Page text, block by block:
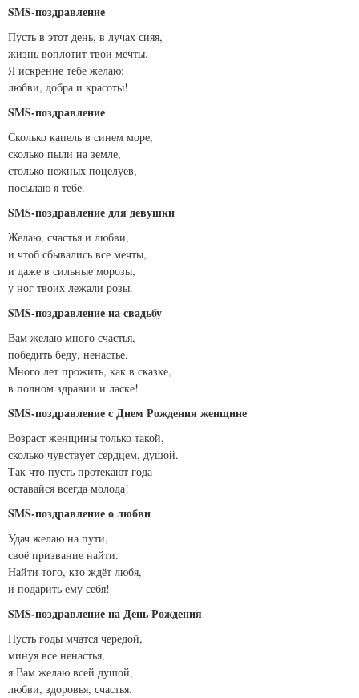
SMS-поздравление
Пусть в этот день, в лучах сияя,
жизнь воплотит твои мечты.
Я искренне тебе желаю:
любви, добра и красоты!
SMS-поздравление
Сколько капель в синем море,
сколько пыли на земле,
столько нежных поцелуев,
посылаю я тебе.
SMS-поздравление для девушки
Желаю, счастья и любви,
и чтоб сбывались все мечты,
и даже в сильные морозы,
у ног твоих лежали розы.
SMS-поздравление на свадьбу
Вам желаю много счастья,
победить беду, ненастье.
Много лет прожить, как в сказке,
в полном здравии и ласке!
SMS-поздравление с Днем Рождения женщине
Возраст женщины только такой,
сколько чувствует сердцем, душой.
Так что пусть протекают года -
оставайся всегда молода!
SMS-поздравление о любви
Удач желаю на пути,
своё призвание найти.
Найти того, кто ждёт любя,
и подарить ему себя!
SMS-поздравление на День Рождения
Пусть годы мчатся чередой,
минуя все ненастья,
я Вам желаю всей душой,
любви, здоровья, счастья.